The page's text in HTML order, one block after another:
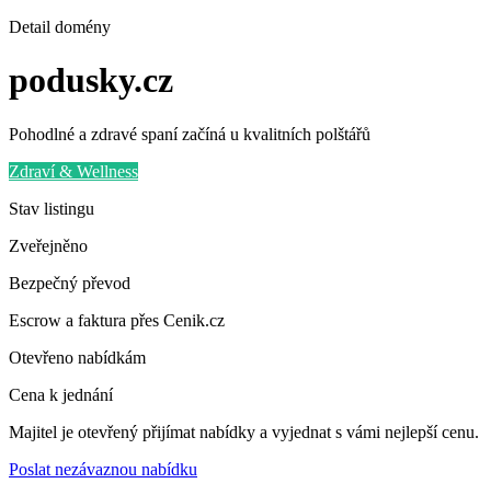
Detail domény
podusky.cz
Pohodlné a zdravé spaní začíná u kvalitních polštářů
Zdraví & Wellness
Stav listingu
Zveřejněno
Bezpečný převod
Escrow a faktura přes Cenik.cz
Otevřeno nabídkám
Cena k jednání
Majitel je otevřený přijímat nabídky a vyjednat s vámi nejlepší cenu.
Poslat nezávaznou nabídku